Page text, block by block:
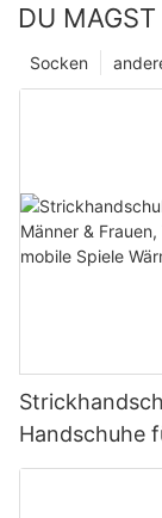
DU
Socken
Handschuhe
-Gaming -